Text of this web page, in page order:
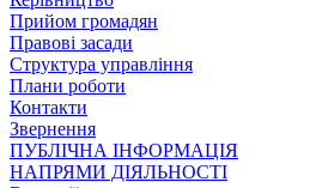
Прийом громадян
Правові засади
Структура управління
Плани роботи
Контакти
Звернення
ПУБЛІЧНА ІНФОРМАЦІЯ
НАПРЯМИ ДІЯЛЬНОСТІ